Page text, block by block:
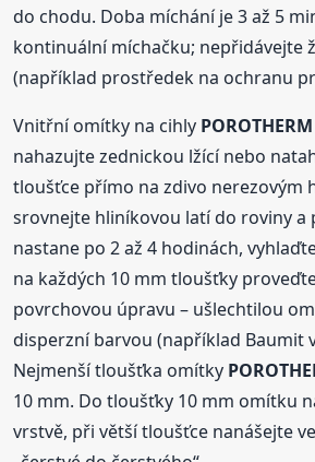
do chodu. Doba míchání je 3 až 5
kontinuální míchačku; nepřidávejte
(například prostředek na ochranu
Vnitřní omítky na cihly POROTHERM
nahazujte zednickou lžící nebo
tloušťce přímo na zdivo nerezovým
srovnejte hliníkovou latí do roviny a
nastane po 2 až 4 hodinách,
na každých 10 mm tloušťky
povrchovou úpravu – ušlechtilou
disperzní barvou (například Baumit
Nejmenší tloušťka omítky
10 mm. Do tloušťky 10 mm omítku
vrstvě, při větší tloušťce nanášejte